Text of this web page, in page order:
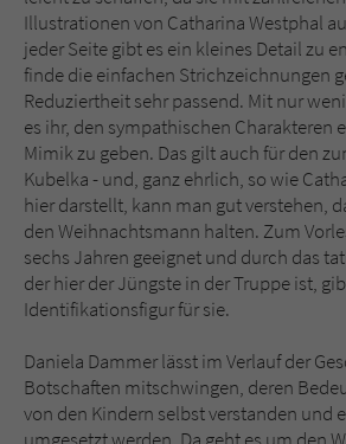
Illustrationen von Catharina Westphal
jeder Seite gibt es ein kleines Detail zu
finde die einfachen Strichzeichnungen
Reduziertheit sehr passend. Mit nur
es ihr, den sympathischen Charakteren
Mimik zu geben. Das gilt auch für den
Kubelka - und, ganz ehrlich, so wie
hier darstellt, kann man gut verstehen,
den Weihnachtsmann halten. Zum
sechs Jahren geeignet und durch das
der hier der Jüngste in der Truppe ist,
Identifikationsfigur für sie.
Daniela Dammer lässt im Verlauf der
Botschaften mitschwingen, deren
von den Kindern selbst verstanden und